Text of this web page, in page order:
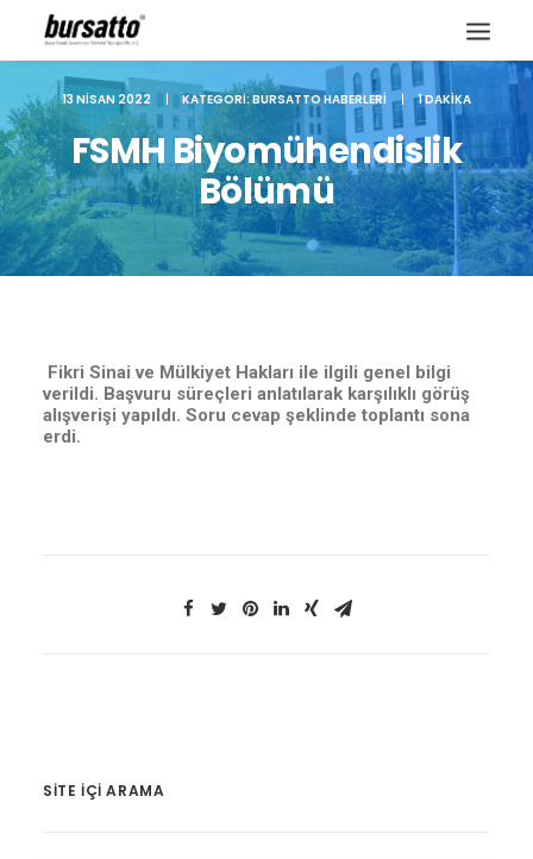
13 NISAN 2022 | KATEGORI:BURSATTO HABERLERI | 1 DAKIKA
FSMH Biyomühendislik
Bölümü
Fikri Sinai ve Mülkiyet Hakları ile ilgili genel bilgi
verildi. Başvuru süreçleri anlatılarak karşılıklı görüş
alışverişi yapıldı. Soru cevap şeklinde toplantı sona
erdi.
SITE IÇI ARAMA